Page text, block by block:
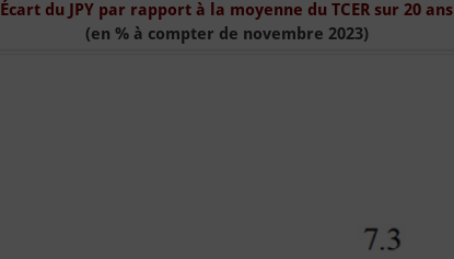
Écart du JPY par rapport à la moyenne du TCER sur 20 ans
(en % à compter de novembre 2023)